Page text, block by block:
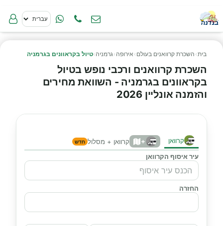
בית› השכרת קרוואנים בעולם › אירופה ›גרמניה ›טיול בקראוונים בגרמניה
השכרת קרוואנים ורכבי נופש בטיול
בקראוונים בגרמניה - השוואת מחירים
והזמנה אונליין 2026
קרוואן + קרוואן + מסלול חדש
עיר איסוף הקרוואן
החזרה